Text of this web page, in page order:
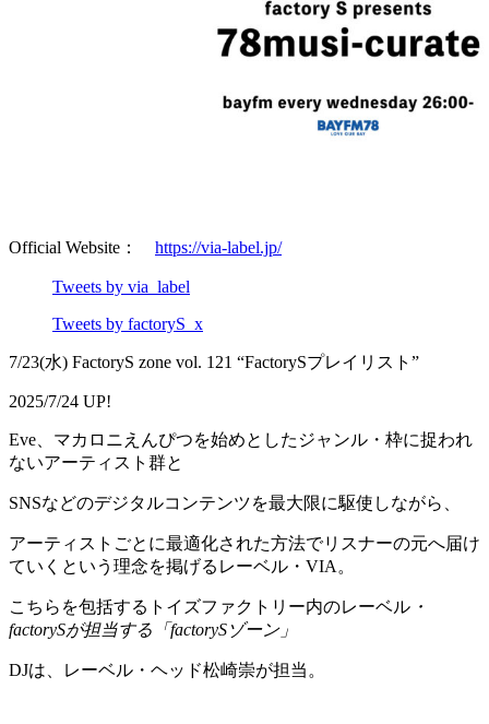
Official Website： https://via-label.jp/
Tweets by via_label
Tweets by factoryS_x
7/23(水) FactoryS zone vol. 121 “FactorySプレイリスト”
2025/7/24 UP!
Eve、マカロニえんぴつを始めとしたジャンル・枠に捉われ
ないアーティスト群と
SNSなどのデジタルコンテンツを最大限に駆使しながら、
アーティストごとに最適化された方法でリスナーの元へ届け
ていくという理念を掲げるレーベル・VIA。
こちらを包括するトイズファクトリー内のレーベル ・
factorySが担当する「factorySゾーン」
DJは、レーベル・ヘッド松崎崇が担当。